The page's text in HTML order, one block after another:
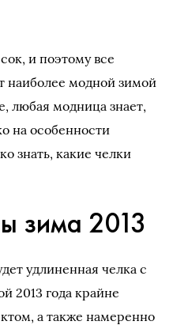
и поэтому все
наиболее модной зимой
любая модница знает,
на особенности
знать, какие челки
зима 2013
удлиненная челка с
2013 года крайне
а также намеренно